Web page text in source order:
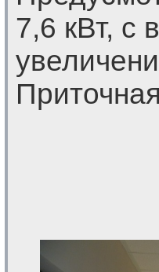
7,6 кВт, с